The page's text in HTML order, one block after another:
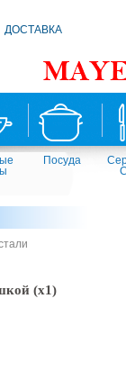
ДОСТАВКА
Посуда
(х1)